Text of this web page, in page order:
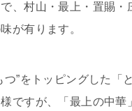
、村山・最上・置賜・
が有ります。
つ”をトッピングした「
ですが、「最上の中華